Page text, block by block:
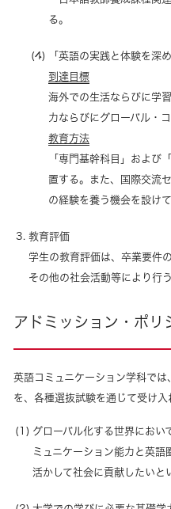
る。
「英語の実践と体験を深め
到達目標
海外での生活ならびに学
力ならびにグローバル・
教育方法
「専門基幹科目」および
置する。また、国際交流
の経験を養う機会を設けて
教育評価
学生の教育評価は、卒業要件
その他の社会活動等により行う
アドミッション・ポリ
英語コミュニケーション学科で
を、各種選抜試験を通じて受け入
グローバル化する世界におい
ミュニケーション能力と英語
活かして社会に貢献したいと